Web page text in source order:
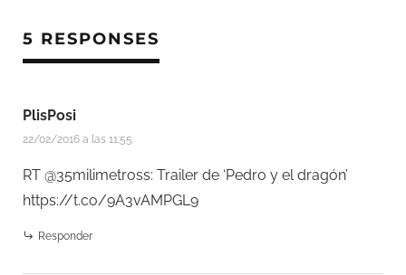
5 RESPONSES
PlisPosi
22/02/2016 a las 11:55
RT @35milimetross: Trailer de ‘Pedro y el dragón’
https://t.co/9A3vAMPGL9
Responder